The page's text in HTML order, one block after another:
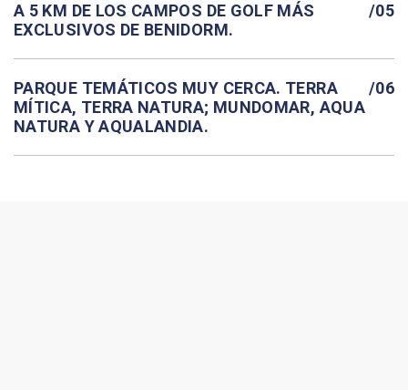
A 5 KM DE LOS CAMPOS DE GOLF MÁS
EXCLUSIVOS DE BENIDORM.
/05
PARQUE TEMÁTICOS MUY CERCA. TERRA
MÍTICA, TERRA NATURA; MUNDOMAR, AQUA
NATURA Y AQUALANDIA.
/06